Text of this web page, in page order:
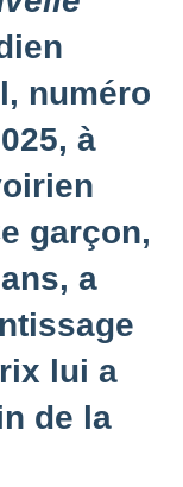
numéro
à
garçon,
a
lui a
de la